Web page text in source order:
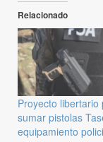
Relacionado
Proyecto libertario
sumar pistolas
equipamiento